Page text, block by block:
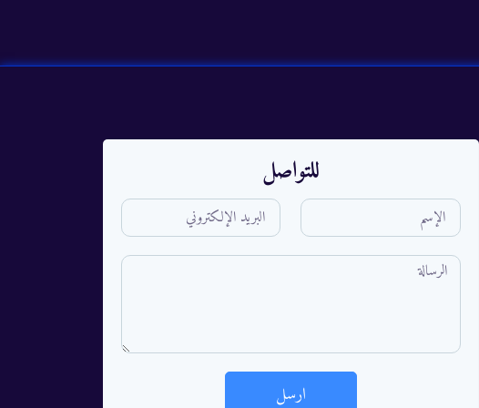
للتواصل
ارسل